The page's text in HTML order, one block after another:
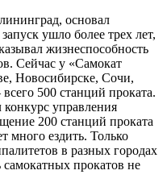
основал
ушло более трех лет,
жизнеспособность
Сейчас у «Самокат
Новосибирске, Сочи,
500 станций проката.
конкурс управления
200 станций проката
много ездить. Только
в разных городах
прокатов не